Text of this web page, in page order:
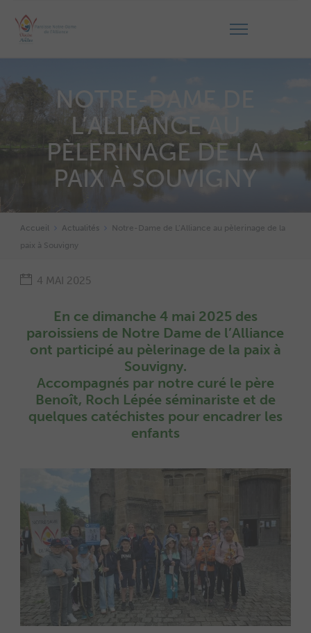
NOTRE-DAME DE
L’ALLIANCE AU
PÈLERINAGE DE LA
PAIX À SOUVIGNY
Accueil Actualités
Notre-Dame de L’Alliance au pèlerinage de la
paix à Souvigny
4 MAI 2025
En ce dimanche 4 mai 2025 des
paroissiens de Notre Dame de l’Alliance
ont participé au pèlerinage de la paix à
Souvigny.
Accompagnés par notre curé le père
Benoît, Roch Lépée séminariste et de
quelques catéchistes pour encadrer les
enfants